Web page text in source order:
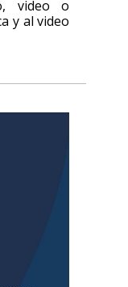
video o
y al video